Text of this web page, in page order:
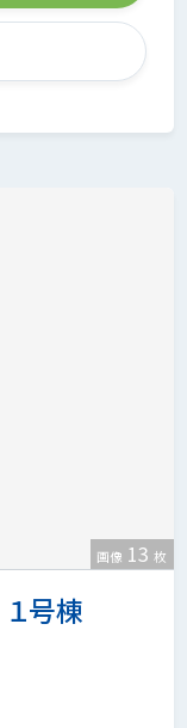
号棟
画像 13 枚